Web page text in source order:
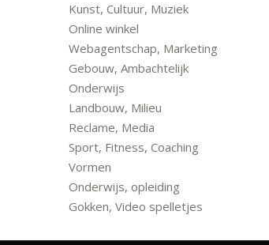
Kunst, Cultuur, Muziek
Online winkel
Webagentschap, Marketing
Gebouw, Ambachtelijk
Onderwijs
Landbouw, Milieu
Reclame, Media
Sport, Fitness, Coaching
Vormen
Onderwijs, opleiding
Gokken, Video spelletjes